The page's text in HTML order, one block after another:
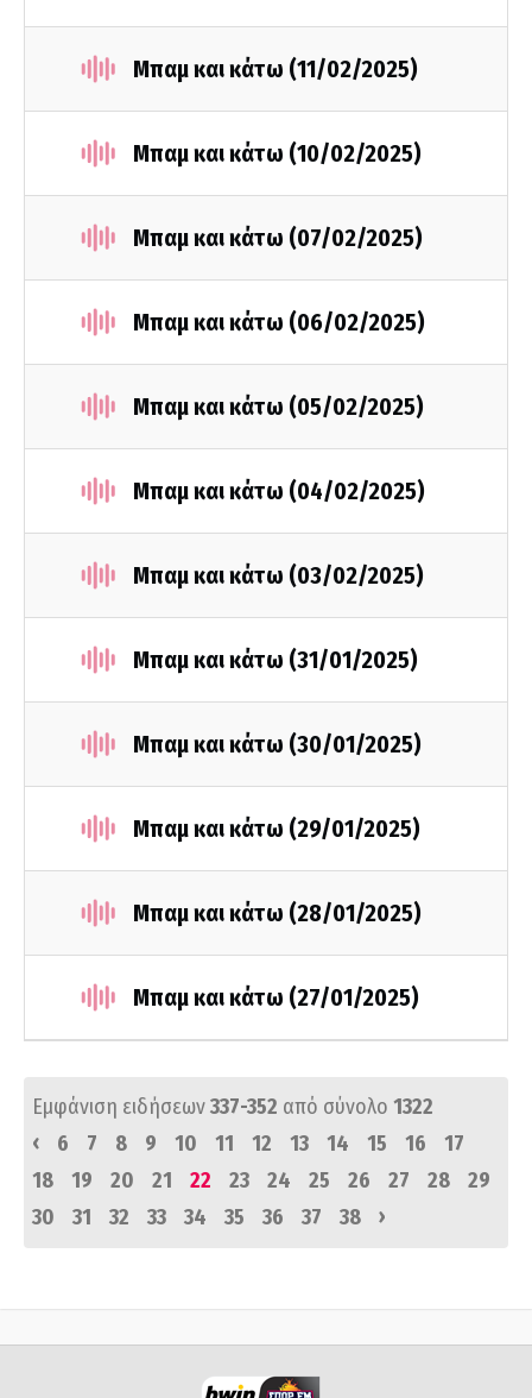
Μπαμ και κάτω (11/02/2025)
Μπαμ και κάτω (10/02/2025)
Μπαμ και κάτω (07/02/2025)
Μπαμ και κάτω (06/02/2025)
Μπαμ και κάτω (05/02/2025)
Μπαμ και κάτω (04/02/2025)
Μπαμ και κάτω (03/02/2025)
Μπαμ και κάτω (31/01/2025)
Μπαμ και κάτω (30/01/2025)
Μπαμ και κάτω (29/01/2025)
Μπαμ και κάτω (28/01/2025)
Μπαμ και κάτω (27/01/2025)
Εμφάνιση ειδήσεων337-352 από σύνολο 1322
‹
6 7 8 9 10 11 12 13 14 15 16
17
18
19 20 21 22 23 24 25 26 27 28
29
30
31 32 33 34 35 36 37 38 ›